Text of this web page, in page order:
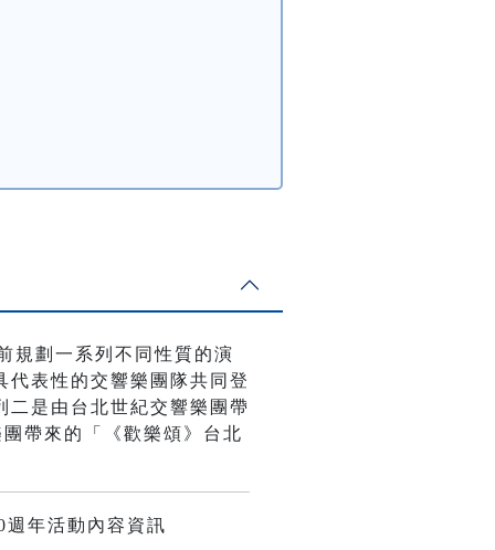
規劃一系列不同性質的演
代表性的交響樂團隊共同登
二是由台北世紀交響樂團帶
帶來的「《歡樂頌》台北